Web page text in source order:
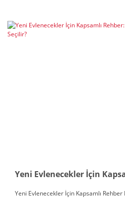
Yeni Evlenecekler İçin Kapsamlı